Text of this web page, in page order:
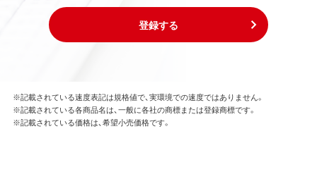
登録する
※記載されている速度表記は規格値で、実環境での速度ではありません。
※記載されている各商品名は、一般に各社の商標または登録商標です。
※記載されている価格は、希望小売価格です。